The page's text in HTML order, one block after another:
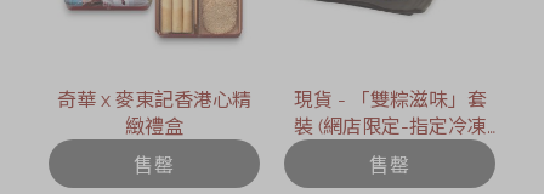
奇華 x 麥東記香港心精
緻禮盒
售罄
現貨 - 「雙粽滋味」套
裝 (網店限定-指定冷凍
送貨日期 : 2026年6月12
日)
售罄